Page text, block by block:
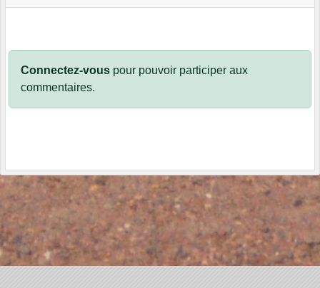
Connectez-vous pour pouvoir participer aux
commentaires.